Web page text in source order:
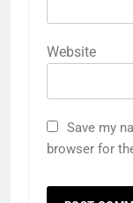
Website
Save my
browser for